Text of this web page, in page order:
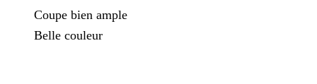
Coupe bien ample
Belle couleur